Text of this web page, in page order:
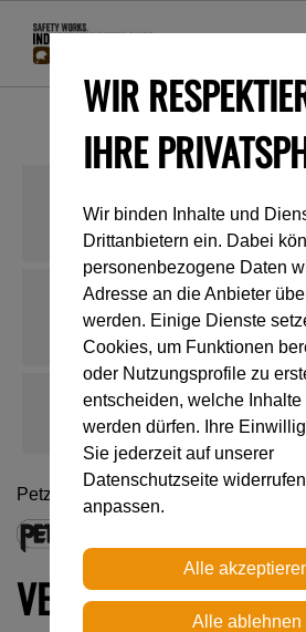
Petzl
VERTEX® HI-VIZ
WIR
IHRE
Wir binden Inhalte und
Drittanbietern ein. Dabei
personenbezogene Daten
Adresse an die Anbieter
werden. Einige Dienste
Cookies, um Funktionen
oder Nutzungsprofile zu
entscheiden, welche Inhalte
werden dürfen. Ihre
Sie jederzeit auf unserer
Datenschutzseite
anpassen.